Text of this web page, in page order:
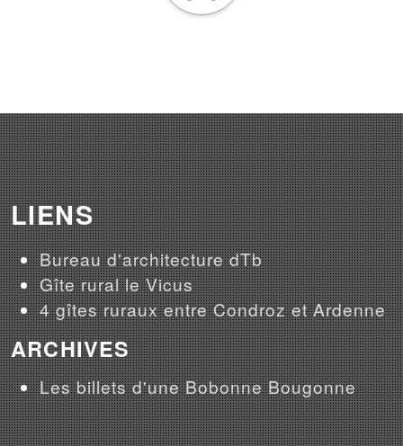
LIENS
Bureau d'architecture dTb
Gîte rural le Vicus
4 gîtes ruraux entre Condroz et Ardenne
ARCHIVES
Les billets d'une Bobonne Bougonne